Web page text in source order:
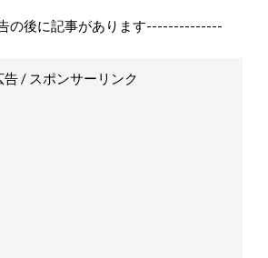
の後に記事があります--------------
告 / スポンサーリンク